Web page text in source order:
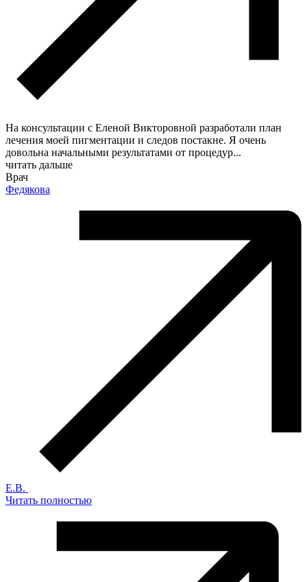
На консультации с Еленой Викторовной разработали план
лечения моей пигментации и следов постакне. Я очень
довольна начальными результатами от процедур...
читать дальше
Врач
Федякова
Е.В.
Читать полностью